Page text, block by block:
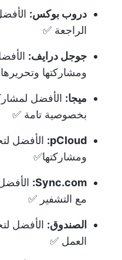
دروب بوكس:
الراجعة ✅
جوجل درايف:
ومشاركتها
ميجا: الأفضل
بخصوصية تامة ✅
pCloud:
الأفضل
ومشاركتها✅
Sync.com:
مع التشفير ✅
الصندوق: الأفضل
العمل ✅